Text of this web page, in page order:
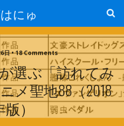
にゅ
日 • 18 Comments
選ぶ「訪れてみ
メ聖地88（2018
版）